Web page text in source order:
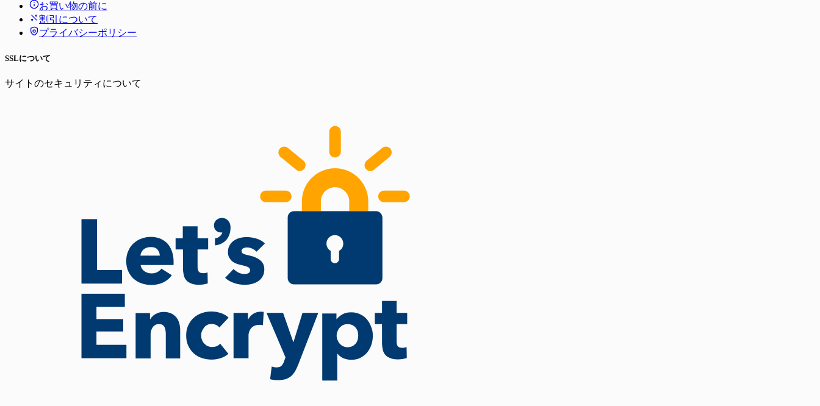
お買い物の前に
割引について
プライバシーポリシー
SSLについて
サイトのセキュリティについて